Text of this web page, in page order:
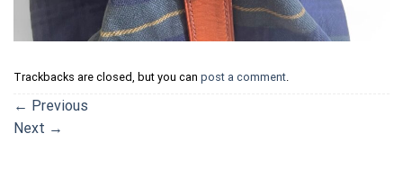
Trackbacks are closed, but you can post a comment.
← Previous
Next →